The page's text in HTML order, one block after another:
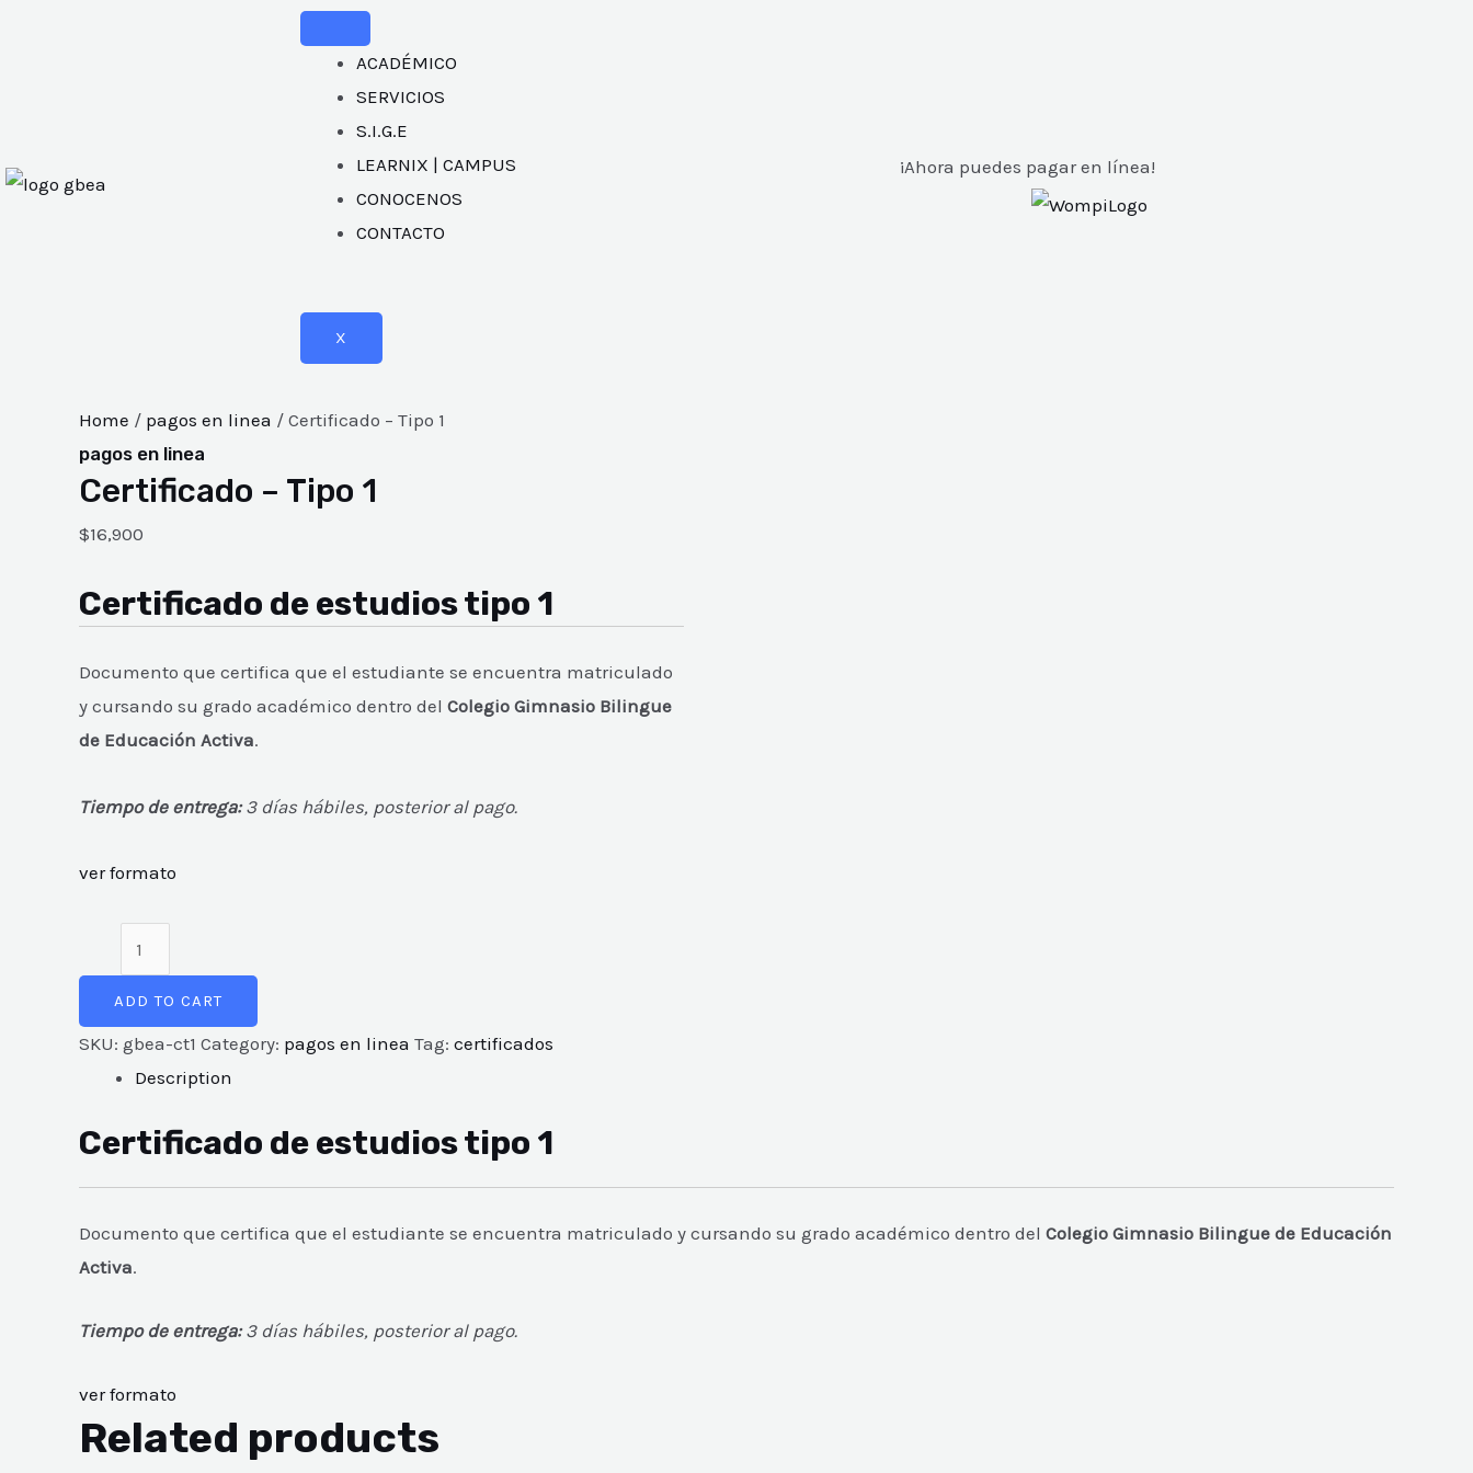
ACADÉMICO
SERVICIOS
S.I.G.E
LEARNIX | CAMPUS
CONOCENOS
CONTACTO
X
¡Ahora puedes pagar en línea!
Home / pagos en linea / Certificado – Tipo 1
pagos en linea
Certificado – Tipo 1
$16,900
Certificado de estudios tipo 1
Documento que certifica que el estudiante se encuentra matriculado
y cursando su grado académico dentro del Colegio Gimnasio Bilingue
de Educación Activa.
Tiempo de entrega:3 días hábiles, posterior al pago.
ver formato
ADD TO CART
SKU: gbea-ct1 Category: pagos en linea Tag: certificados
Description
Certificado de estudios tipo 1
Documento que certifica que el estudiante se encuentra matriculado y cursando su grado académico dentro del Colegio Gimnasio Bilingue de Educación
Activa.
Tiempo de entrega:3 días hábiles, posterior al pago.
ver formato
Related products